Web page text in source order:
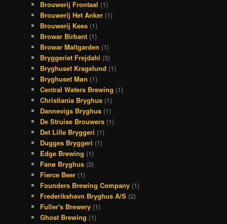
Brouwerij Frontaal (1)
Brouwerij Het Anker (1)
Brouwerij Kees (1)
Browar Birbant (1)
Browar Maltgarden (1)
Bryggeriet Frejdahl (3)
Bryghuset Kragelund (1)
Bryghuset Møn (1)
Central Waters Brewing (1)
Christiania Bryghus (1)
Dannevigs Bryghus (1)
De Struise Brouwers (1)
Det Lille Bryggeri (1)
Dugges Bryggeri (1)
Edge Brewing (1)
Fanø Bryghus (3)
Fierce Beer (1)
Founders Brewing Company (1)
Frederikshavn Bryghus A/S (2)
Fuller's Brewery (1)
Ghost Brewing (1)